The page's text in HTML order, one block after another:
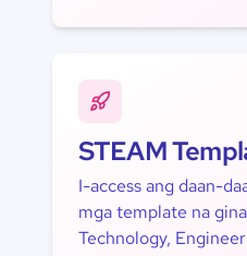
STEAM
I-access ang daan-
mga template na
Technology,